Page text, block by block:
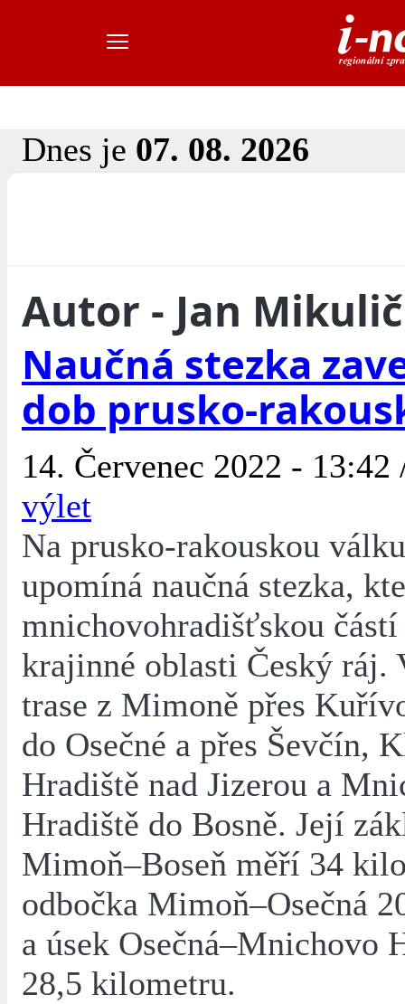
Dnes je 07. 08. 2026
Autor - Jan
Naučná stezka
dob prusko-
14. Červenec 2022 -
výlet
Na prusko-rakouskou
upomíná naučná stezka,
mnichovohradišťskou částí
krajinné oblasti Český ráj.
trase z Mimoně přes
do Osečné a přes Ševčín,
Hradiště nad Jizerou a
Hradiště do Bosně. Její
Mimoň–Boseň měří 34
odbočka Mimoň–Osečná
a úsek Osečná–Mnichovo
28,5 kilometru.